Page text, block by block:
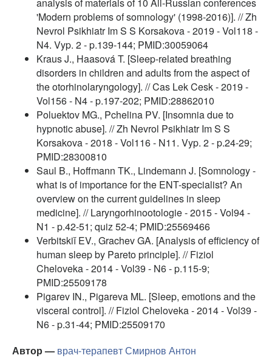
'Modern problems of somnology' (1998-2016)]. // Zh
Nevrol Psikhiatr Im S S Korsakova - 2019 - Vol118 -
N4. Vyp. 2 - p.139-144; PMID:30059064
Kraus J., Haasová T. [Sleep-related breathing
disorders in children and adults from the aspect of
the otorhinolaryngology]. // Cas Lek Cesk - 2019 -
Vol156 - N4 - p.197-202; PMID:28862010
Poluektov MG., Pchelina PV. [Insomnia due to
hypnotic abuse]. // Zh Nevrol Psikhiatr Im S S
Korsakova - 2018 - Vol116 - N11. Vyp. 2 - p.24-29;
PMID:28300810
Saul B., Hoffmann TK., Lindemann J. [Somnology -
what is of importance for the ENT-specialist? An
overview on the current guidelines in sleep
medicine]. // Laryngorhinootologie - 2015 - Vol94 -
N1 - p.42-51; quiz 52-4; PMID:25569466
Verbitskiĭ EV., Grachev GA. [Analysis of efficiency of
human sleep by Pareto principle]. // Fiziol
Cheloveka - 2014 - Vol39 - N6 - p.115-9;
PMID:25509178
Pigarev IN., Pigareva ML. [Sleep, emotions and the
visceral control]. // Fiziol Cheloveka - 2014 - Vol39 -
N6 - p.31-44; PMID:25509170
Автор — врач-терапевтСмирнов Антон